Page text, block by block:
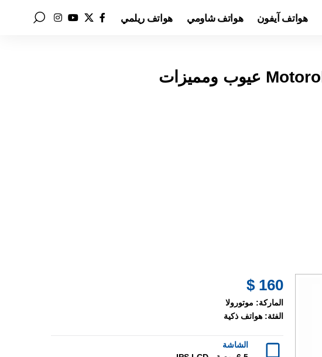
هواتف آيفون هواتف شاومي هواتف ريلمي
160 $
الماركة: موتورولا
الفئة: هواتف ذكية
الشاشة